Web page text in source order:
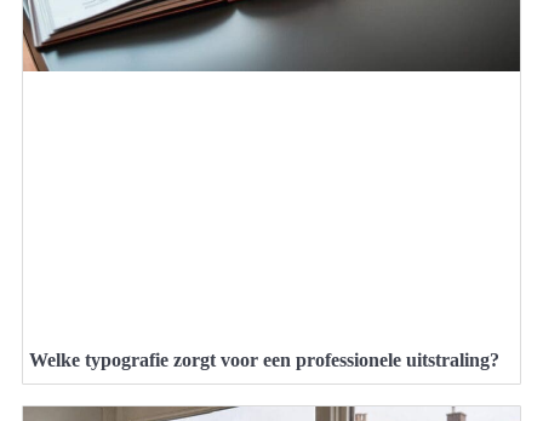
Welke typografie zorgt voor een professionele uitstraling?